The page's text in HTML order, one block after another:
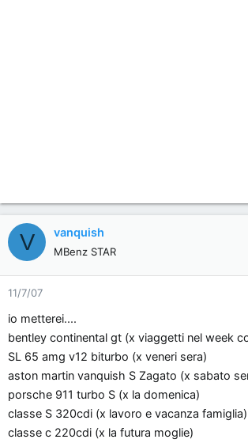
V vanquish
MBenz STAR
11/7/07
io metterei....
bentley continental gt (x viaggetti nel week
SL 65 amg v12 biturbo (x veneri sera)
aston martin vanquish S Zagato (x sabato
porsche 911 turbo S (x la domenica)
classe S 320cdi (x lavoro e vacanza famiglia)
classe c 220cdi (x la futura moglie)